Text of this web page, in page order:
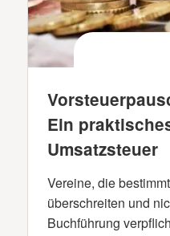
Ein
Umsatzsteuer
Vereine, die
überschreiten und
Buchführung